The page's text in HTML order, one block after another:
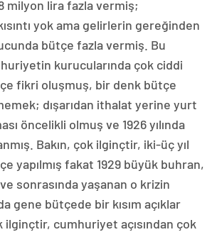
milyon lira fazla vermiş;
yok ama gelirlerin gereğinden
bütçe fazla vermiş. Bu
kurucularında çok ciddi
fikri oluşmuş, bir denk bütçe
dışarıdan ithalat yerine yurt
öncelikli olmuş ve 1926 yılında
Bakın, çok ilginçtir, iki-üç yıl
yapılmış fakat 1929 büyük buhran,
sonrasında yaşanan o krizin
gene bütçede bir kısım açıklar
cumhuriyet açısından çok